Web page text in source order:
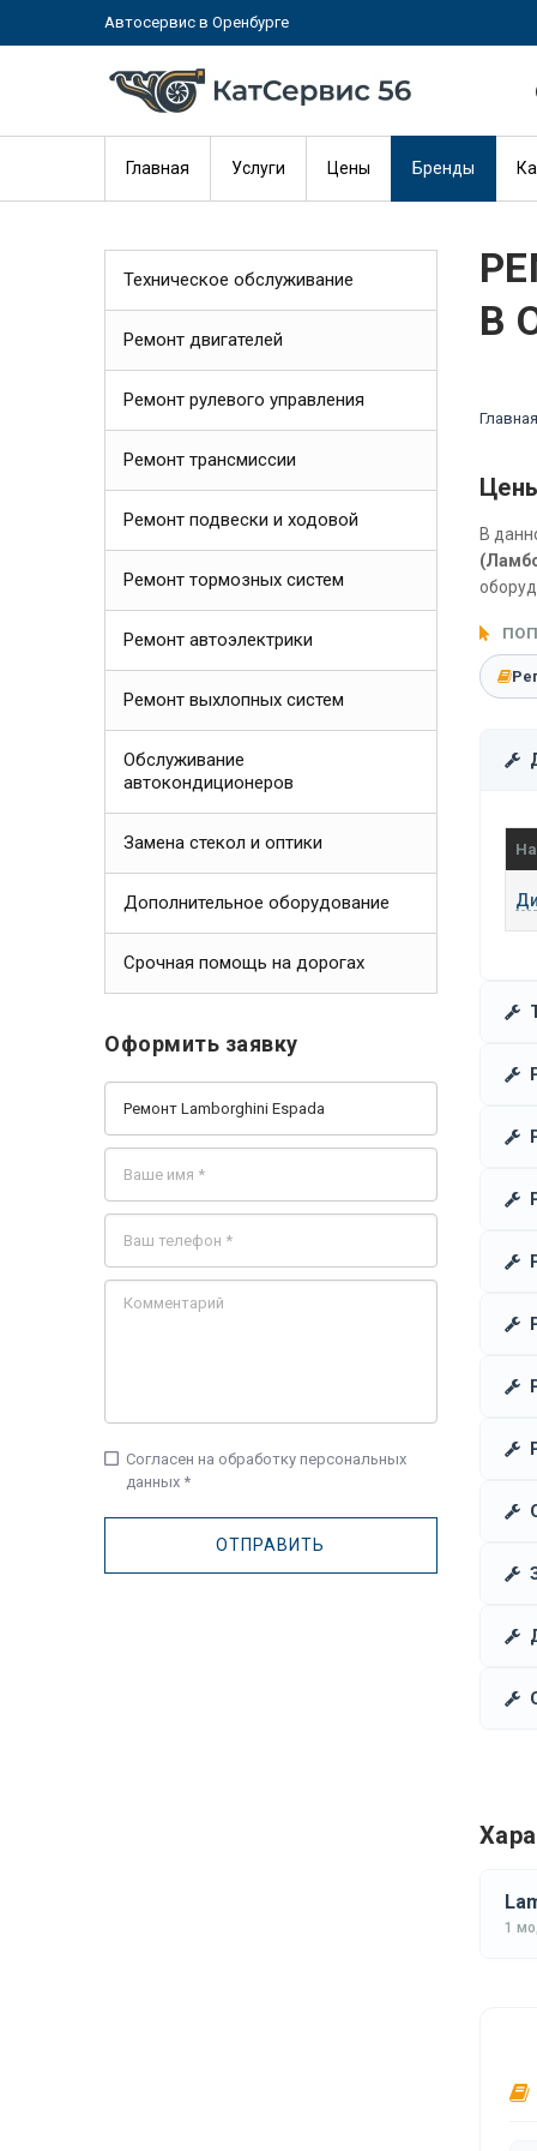
Автосервис в Оренбурге
Главная Услуги Цены Бренды
В
Главная
В
1
Техническое обслуживание
Ремонт двигателей
Ремонт рулевого управления
Ремонт трансмиссии
Ремонт подвески и ходовой
Ремонт тормозных систем
Ремонт автоэлектрики
Ремонт выхлопных систем
Обслуживание
автокондиционеров
Замена стекол и оптики
Дополнительное оборудование
Срочная помощь на дорогах
Оформить заявку
check_box_outline_blank Согласен на обработку персональных
данных *